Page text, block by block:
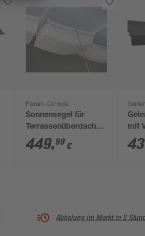
Palram-Canopia
Sonnensegel für
Terrassenüberdachung
3 x 6,2 m
449,99 €
mit
cm
Abholung im Markt in 2